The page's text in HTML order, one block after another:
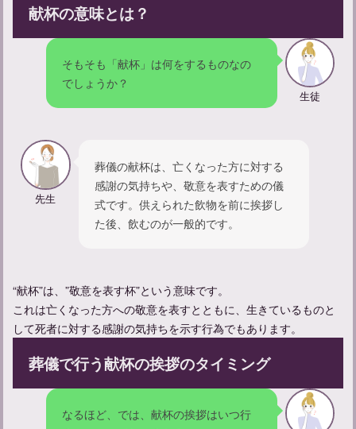
【献杯の挨拶】親族代表として挨拶する際の例文を紹介
献杯の意味とは？
そもそも「献杯」は何をするものなの
でしょうか？
生徒
先生
葬儀の献杯は、亡くなった方に対する
感謝の気持ちや、敬意を表すための儀
式です。供えられた飲物を前に挨拶し
た後、飲むのが一般的です。
“献杯”は、”敬意を表す杯”という意味です。
これは亡くなった方への敬意を表すとともに、生きているものと
して死者に対する感謝の気持ちを示す行為でもあります。
葬儀で行う献杯の挨拶のタイミング
なるほど、では、献杯の挨拶はいつ行